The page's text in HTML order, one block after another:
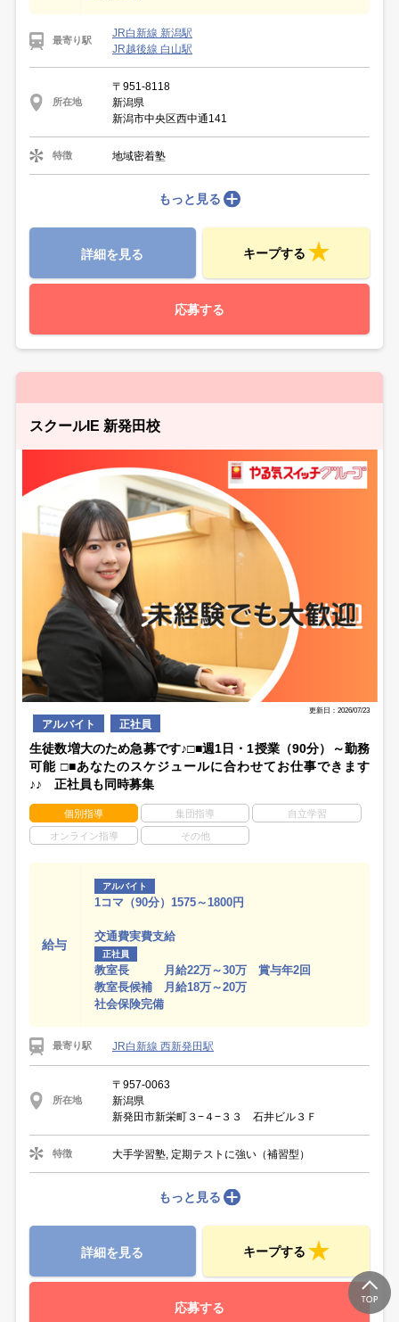
最寄り駅
JR白新線 新潟駅
JR越後線 白山駅
所在地
〒951-8118
新潟県
新潟市中央区西中通141
特徴 地域密着塾
もっと見る
詳細を見る キープする
応募する
スクールIE 新発田校
更新日：2026/07/23
アルバイト 正社員
生徒数増大のため急募です♪□■週1日・1授業（90分）～勤務
可能 □■あなたのスケジュールに合わせてお仕事できます
♪♪ 正社員も同時募集
個別指導 集団指導 自立学習
オンライン指導 その他
給与
アルバイト
1コマ（90分）1575～1800円
交通費実費支給
正社員
教室長 月給22万～30万 賞与年2回
教室長候補 月給18万～20万
社会保険完備
最寄り駅 JR白新線 西新発田駅
所在地
〒957-0063
新潟県
新発田市新栄町３−４−３３ 石井ビル３Ｆ
特徴 大手学習塾, 定期テストに強い（補習型）
もっと見る
詳細を見る キープする
応募する